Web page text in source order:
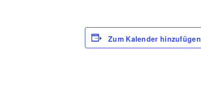
Zum Kalender hinzufügen